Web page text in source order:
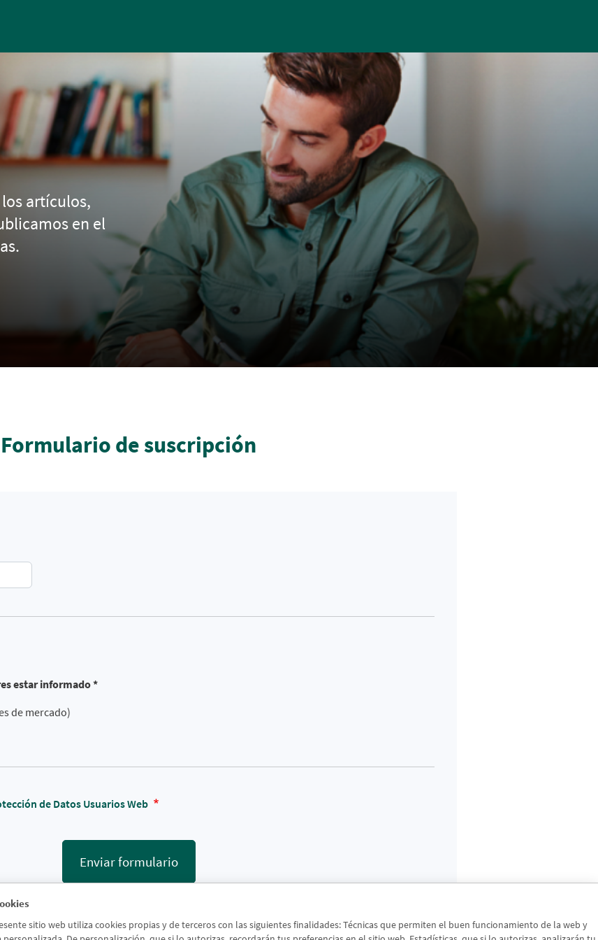
sitio web utiliza cookies propias y de terceros con las siguientes finalidades: Técnicas que permiten el buen funcionamiento de la web y
artículos,
en el
Formulario de suscripción
estar informado *
de mercado)
de Datos Usuarios Web
Enviar formulario